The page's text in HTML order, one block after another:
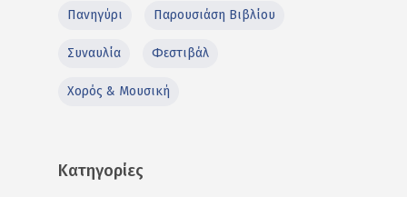
Πανηγύρι Παρουσιάση Βιβλίου
Συναυλία Φεστιβάλ
Χορός & Μουσική
Κατηγορίες